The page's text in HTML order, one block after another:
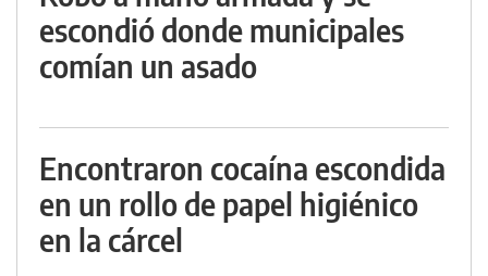
escondió donde municipales
comían un asado
Encontraron cocaína escondida
en un rollo de papel higiénico
en la cárcel